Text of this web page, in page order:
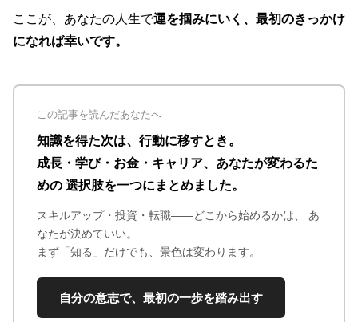
ここが、あなたの人生で運を掴みにいく、最初のきっかけ
になれば幸いです。
この記事を読んだあなたへ
知識を得た次は、行動に移すとき。
成長・学び・お金・キャリア、あなたが変わるた
めの 選択肢を一つにまとめました。
スキルアップ・投資・転職——どこから始めるかは、 あ
なたが決めていい。
まず「知る」だけでも、景色は変わります。
自分の意志で、最初の一歩を踏み出す